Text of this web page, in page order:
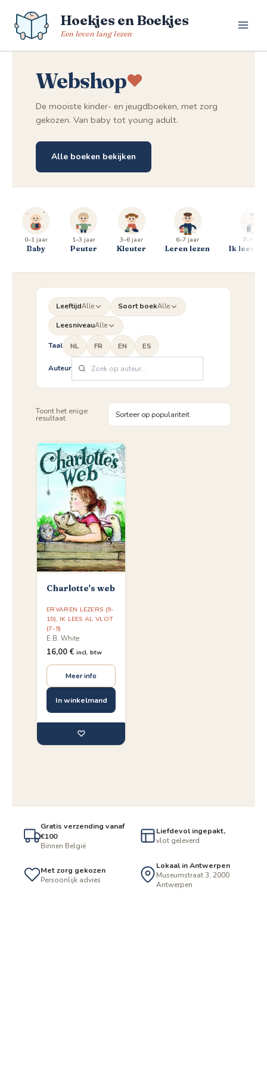
naar
Hoekjes en Boekjes
Een leven lang lezen
Webshop
De mooiste kinder- en jeugdboeken, met zorg
gekozen. Van baby tot young adult.
Alle boeken bekijken
0–1 jaar
Baby
1–3 jaar
Peuter
3–6 jaar
Kleuter
6–7 jaar
Leren lezen
7–9 jaar
Ik lees al
LeeftijdAlle Soort boekAlle
LeesniveauAlle
Taal NL FR EN ES
Auteur
Toont het enige
resultaat
Charlotte's web
ERVAREN LEZERS (9-
10), IK LEES AL VLOT
(7-9)
E.B. White
16,00 € incl. btw
Meer info
In winkelmand
♡
Gratis verzending vanaf
€100
Binnen België
Liefdevol ingepakt,
vlot geleverd
Met zorg gekozen
Persoonlijk advies
Lokaal in Antwerpen
Museumstraat 3, 2000
Antwerpen